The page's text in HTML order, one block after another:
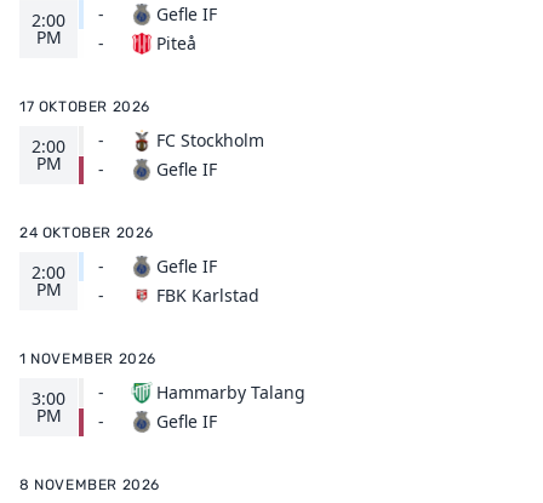
2:00
PM
-
-
Gefle IF
Piteå
17 OKTOBER 2026
2:00
PM
-
-
FC Stockholm
Gefle IF
24 OKTOBER 2026
2:00
PM
-
-
Gefle IF
FBK Karlstad
1 NOVEMBER 2026
3:00
PM
-
-
Hammarby Talang
Gefle IF
8 NOVEMBER 2026